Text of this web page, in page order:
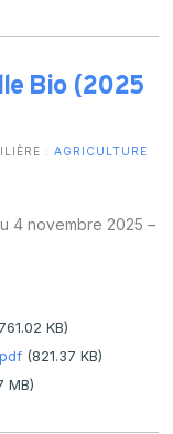
Bio (2025
:AGRICULTURE
4 novembre 2025 –
KB)
(821.37 KB)
MB)